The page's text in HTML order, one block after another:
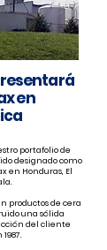
en
portafolio de
designado como
en Honduras, El
productos de cera
una sólida
del cliente